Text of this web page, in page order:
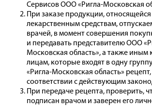
Сервисов ООО «Ригла-Московская
При заказе продукции, относящейся
лекарственным средствам,
врачей, в момент совершения
и передавать представителю ООО
Московская область», а также
лицам, которые входят в одну
«Ригла-Московская область»
соответствии с действующим
При передаче рецепта, проверить,
подписан врачом и заверен его